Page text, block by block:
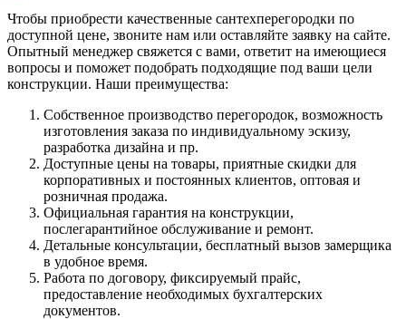
Чтобы приобрести качественные сантехперегородки по
доступной цене, звоните нам или оставляйте заявку на сайте.
Опытный менеджер свяжется с вами, ответит на имеющиеся
вопросы и поможет подобрать подходящие под ваши цели
конструкции. Наши преимущества:
Собственное производство перегородок, возможность
изготовления заказа по индивидуальному эскизу,
разработка дизайна и пр.
Доступные цены на товары, приятные скидки для
корпоративных и постоянных клиентов, оптовая и
розничная продажа.
Официальная гарантия на конструкции,
послегарантийное обслуживание и ремонт.
Детальные консультации, бесплатный вызов замерщика
в удобное время.
Работа по договору, фиксируемый прайс,
предоставление необходимых бухгалтерских
документов.